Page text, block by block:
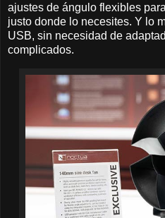
ajustes de ángulo flexibles
justo donde lo necesites. Y lo
USB, sin necesidad de
complicados.